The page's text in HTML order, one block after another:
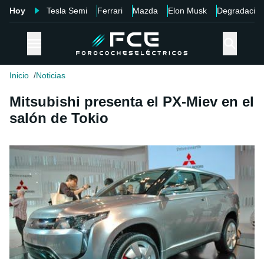
Hoy Tesla Semi Ferrari Mazda Elon Musk Degradación
Inicio Noticias
Mitsubishi presenta el PX-Miev en el
salón de Tokio